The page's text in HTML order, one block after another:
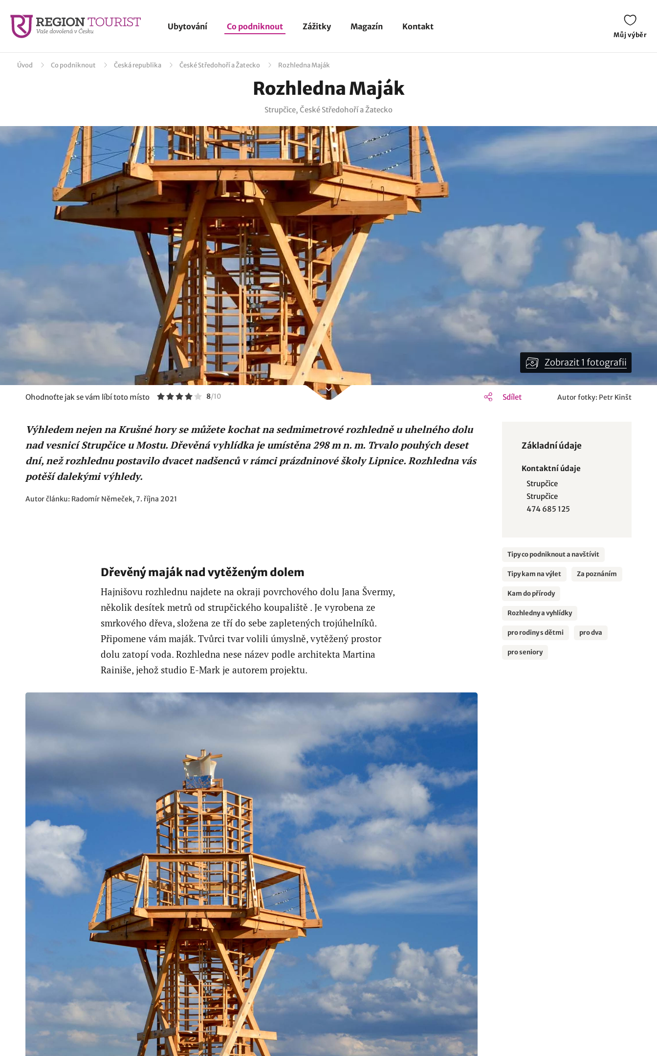
Ubytování Co podniknout Zážitky Magazín Kontakt
Můj výběr
Úvod Co podniknout Česká republika České Středohoří a Žatecko Rozhledna Maják
Rozhledna Maják
Strupčice, České Středohoří a Žatecko
Zobrazit 1 fotografii
Ohodnoťte jak se vám líbí toto místo 8/10 Sdílet Autor fotky: Petr Kinšt
Výhledem nejen na Krušné hory se můžete kochat na sedmimetrové rozhledně u uhelného dolu
nad vesnicí Strupčice u Mostu. Dřevěná vyhlídka je umístěna 298 m n. m. Trvalo pouhých deset
dní, než rozhlednu postavilo dvacet nadšenců v rámci prázdninové školy Lipnice. Rozhledna vás
potěší dalekými výhledy.
Autor článku: Radomír Němeček, 7. října 2021
Dřevěný maják nad vytěženým dolem
Hajnišovu rozhlednu najdete na okraji povrchového dolu Jana Švermy,
několik desítek metrů od strupčického koupaliště . Je vyrobena ze
smrkového dřeva, složena ze tří do sebe zapletených trojúhelníků.
Připomene vám maják. Tvůrci tvar volili úmyslně, vytěžený prostor
dolu zatopí voda. Rozhledna nese název podle architekta Martina
Rainiše, jehož studio E-Mark je autorem projektu.
Základní údaje
Kontaktní údaje
Strupčice
Strupčice
474 685 125
Tipy co podniknout a navštívit
Tipy kam na výlet Za poznáním
Kam do přírody
Rozhledny a vyhlídky
pro rodiny s dětmi pro dva
pro seniory